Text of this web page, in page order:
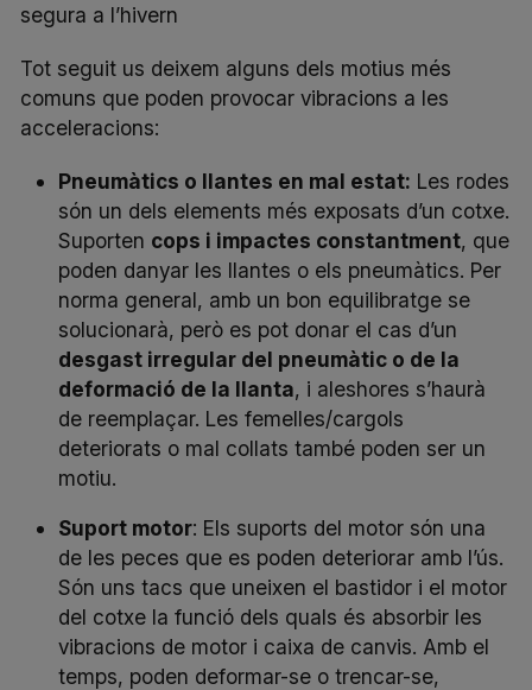
segura a l’hivern
Tot seguit us deixem alguns dels motius més
comuns que poden provocar vibracions a les
acceleracions:
Pneumàtics o llantes en mal estat: Les rodes
són un dels elements més exposats d’un cotxe.
Suporten cops i impactes constantment, que
poden danyar les llantes o els pneumàtics. Per
norma general, amb un bon equilibratge se
solucionarà, però es pot donar el cas d’un
desgast irregular del pneumàtic o de la
deformació de la llanta, i aleshores s’haurà
de reemplaçar. Les femelles/cargols
deteriorats o mal collats també poden ser un
motiu.
Suport motor: Els suports del motor són una
de les peces que es poden deteriorar amb l’ús.
Són uns tacs que uneixen el bastidor i el motor
del cotxe la funció dels quals és absorbir les
vibracions de motor i caixa de canvis. Amb el
temps, poden deformar-se o trencar-se,